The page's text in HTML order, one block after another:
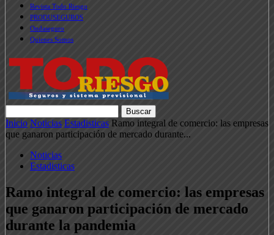
Revista Todo Riesgo
PRODUSEGUROS
Ondaseguro
Quienes Somos
Inicio Noticias Estadisticas Ramo integral de comercio: las empresas
que ganaron participación de mercado durante...
Noticias
Estadisticas
Ramo integral de comercio: las empresas
que ganaron participación de mercado
durante la pandemia